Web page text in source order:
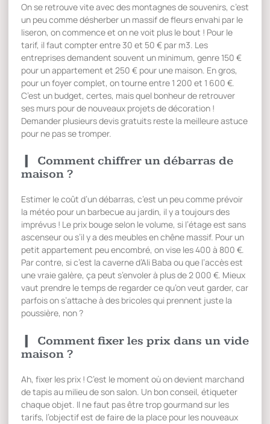
On se retrouve vite avec des montagnes de souvenirs, c’est
un peu comme désherber un massif de fleurs envahi par le
liseron, on commence et on ne voit plus le bout ! Pour le
tarif, il faut compter entre 30 et 50 € par m3. Les
entreprises demandent souvent un minimum, genre 150 €
pour un appartement et 250 € pour une maison. En gros,
pour un foyer complet, on tourne entre 1 200 et 1 600 €.
C’est un budget, certes, mais quel bonheur de retrouver
ses murs pour de nouveaux projets de décoration !
Demander plusieurs devis gratuits reste la meilleure astuce
pour ne pas se tromper.
Comment chiffrer un débarras de
maison ?
Estimer le coût d’un débarras, c’est un peu comme prévoir
la météo pour un barbecue au jardin, il y a toujours des
imprévus ! Le prix bouge selon le volume, si l’étage est sans
ascenseur ou s’il y a des meubles en chêne massif. Pour un
petit appartement peu encombré, on vise les 400 à 800 €.
Par contre, si c’est la caverne d’Ali Baba ou que l’accès est
une vraie galère, ça peut s’envoler à plus de 2 000 €. Mieux
vaut prendre le temps de regarder ce qu’on veut garder, car
parfois on s’attache à des bricoles qui prennent juste la
poussière, non ?
Comment fixer les prix dans un vide
maison ?
Ah, fixer les prix ! C’est le moment où on devient marchand
de tapis au milieu de son salon. Un bon conseil, étiqueter
chaque objet. Il ne faut pas être trop gourmand sur les
tarifs, l’objectif est de faire de la place pour les nouveaux